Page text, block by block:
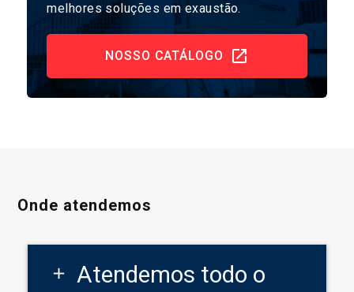
melhores soluções em exaustão.
NOSSO CATÁLOGO
Onde atendemos
add
Atendemos todo o